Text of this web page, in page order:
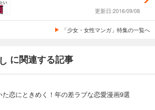
更新日:2016/09/08
「少女・女性マンガ」特集の一覧へ
に関連する記事
た恋にときめく！年の差ラブな恋愛漫画9選